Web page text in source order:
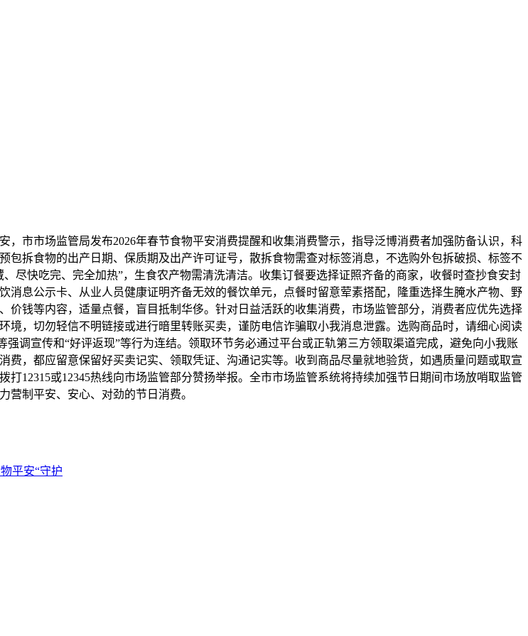
市场监管局发布2026年春节食物平安消费提醒和收集消费警示，指导泛博消费者加强防备认识，科
拆食物的出产日期、保质期及出产许可证号，散拆食物需查对标签消息，不选购外包拆破损、标签不
尽快吃完、完全加热”，生食农产物需清洗清洁。收集订餐要选择证照齐备的商家，收餐时查抄食安封
息公示卡、从业人员健康证明齐备无效的餐饮单元，点餐时留意荤素搭配，隆重选择生腌水产物、野
钱等内容，适量点餐，盲目抵制华侈。针对日益活跃的收集消费，市场监管部分，消费者应优先选择
，切勿轻信不明链接或进行暗里转账买卖，谨防电信诈骗取小我消息泄露。选购商品时，请细心阅读
调宣传和“好评返现”等行为连结。领取环节务必通过平台或正轨第三方领取渠道完成，避免向小我账
，都应留意保留好买卖记实、领取凭证、沟通记实等。收到商品尽量就地验货，如遇质量问题或取宣
12315或12345热线向市场监管部分赞扬举报。全市市场监管系统将持续加强节日期间市场放哨取监管
营制平安、安心、对劲的节日消费。
平安“守护